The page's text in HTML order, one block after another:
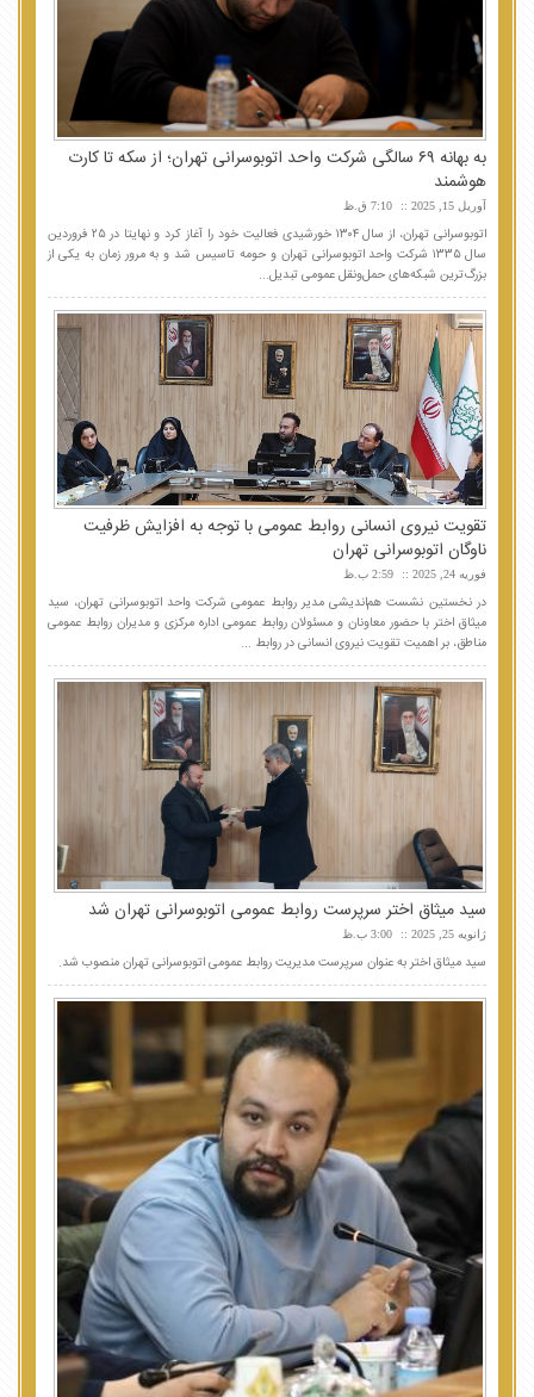
به بهانه ۶۹ سالگی شرکت واحد اتوبوسرانی تهران؛ از سکه تا کارت
هوشمند
آوریل 15, 2025 7:10 ق.ظ
اتوبوسرانی تهران، از سال ۱۳۰۴ خورشیدی فعالیت خود را آغاز کرد و نهایتا در ۲۵ فروردین
سال ۱۳۳۵ شرکت واحد اتوبوسرانی تهران و حومه تاسیس شد و به مرور زمان به یکی از
بزرگ‌ترین شبکه‌های حمل‌ونقل عمومی تبدیل...
تقویت نیروی انسانی روابط عمومی با توجه به افزایش ظرفیت
ناوگان اتوبوسرانی تهران
فوریه 24, 2025 2:59 ب.ظ
در نخستین نشست هم‌اندیشی مدیر روابط عمومی شرکت واحد اتوبوسرانی تهران، سید
میثاق اختر با حضور معاونان و مسئولان روابط عمومی اداره مرکزی و مدیران روابط عمومی
مناطق، بر اهمیت تقویت نیروی انسانی در روابط ...
سید میثاق اختر سرپرست روابط عمومی اتوبوسرانی تهران شد
ژانویه 25, 2025 3:00 ب.ظ
سید میثاق اختر به عنوان سرپرست مدیریت روابط عمومی اتوبوسرانی تهران منصوب شد.